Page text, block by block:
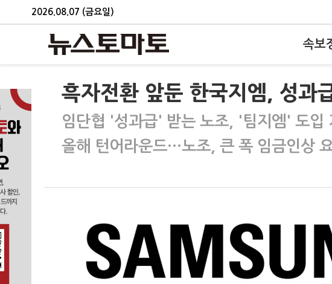
2026.08.07 (금요일)
속보
흑자전환 앞둔 한국지엠, 성과
임단협 '성과급' 받는 노조, '팀지엠' 도입
올해 턴어라운드…노조, 큰 폭 임금인상